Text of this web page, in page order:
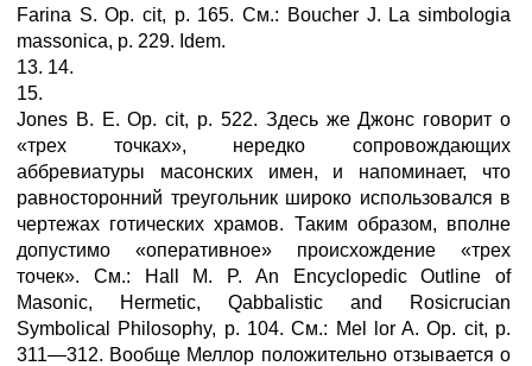
Farina S. Op. cit, p. 165. См.: Boucher J. La simbologia
massonica, p. 229. Idem.
13. 14.
15.
Jones В. Е. Op. cit, p. 522. Здесь же Джонс говорит о
«трех точках», нередко сопровождающих
аббревиатуры масонских имен, и напоминает, что
равносторонний треугольник широко использовался в
чертежах готических храмов. Таким образом, вполне
допустимо «оперативное» происхождение «трех
точек». См.: Hall M. P. An Encyclopedic Outline of
Masonic, Hermetic, Qabbalistic and Rosicrucian
Symbolical Philosophy, p. 104. См.: Mel lor A. Op. cit, p.
311—312. Вообще Меллор положительно отзывается о